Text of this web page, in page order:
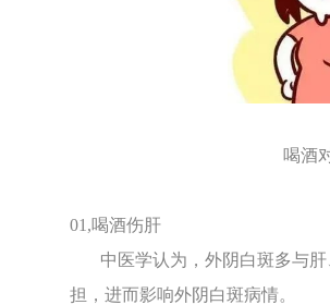
喝酒
01,喝酒伤肝
中医学认为，外阴白斑多与肝
担，进而影响外阴白斑病情。